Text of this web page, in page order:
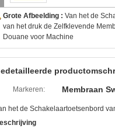
Grote Afbeelding : Van het de
van het druk de Zelfklevende
Douane voor Machine
Markeren: Membraan
het de Schakelaartoetsenbord